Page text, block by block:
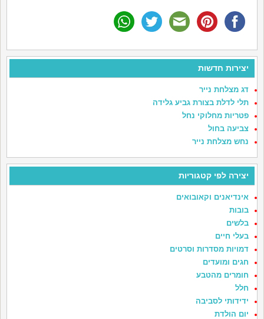
יצירות חדשות
דג מצלחת נייר
תלי לדלת בצורת גביע גלידה
פטריות מחלוקי נחל
צביעה בחול
נחש מצלחת נייר
יצירה לפי קטגוריות
אינדיאנים וקאובואים
בובות
בלשים
בעלי חיים
דמויות מסדרות וסרטים
חגים ומועדים
חומרים מהטבע
חלל
ידידותי לסביבה
יום הולדת